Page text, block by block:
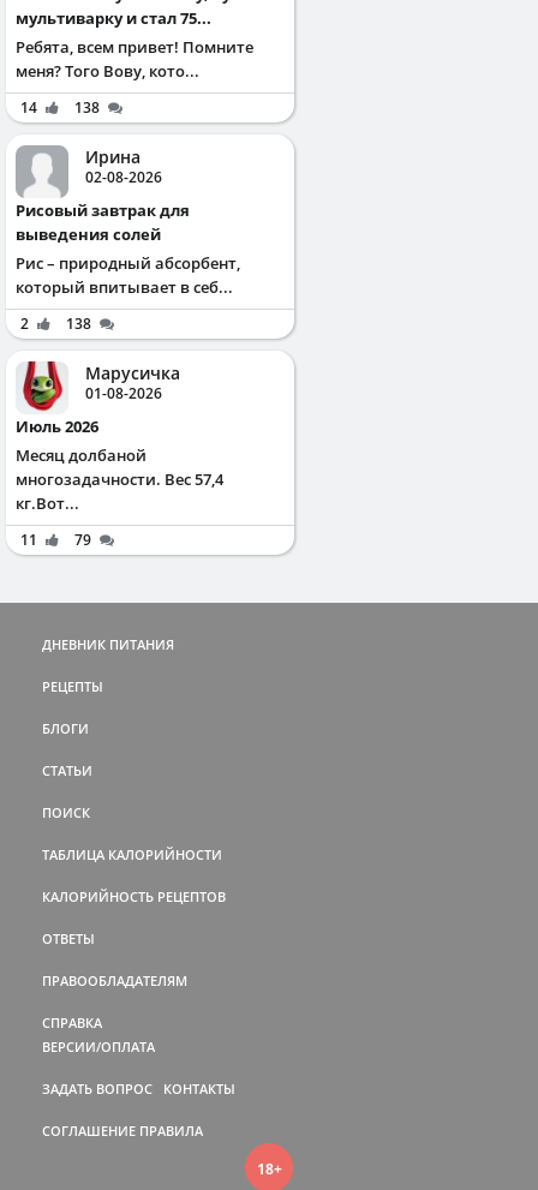
мультиварку и стал 75...
Ребята, всем привет! Помните
меня? Того Вову, кото...
14 138
Ирина
02-08-2026
Рисовый завтрак для
выведения солей
Рис – природный абсорбент,
который впитывает в себ...
2 138
Марусичка
01-08-2026
Июль 2026
Месяц долбаной
многозадачности. Вес 57,4
кг.Вот...
11 79
ДНЕВНИК ПИТАНИЯ
РЕЦЕПТЫ
БЛОГИ
СТАТЬИ
ПОИСК
ТАБЛИЦА КАЛОРИЙНОСТИ
КАЛОРИЙНОСТЬ РЕЦЕПТОВ
ОТВЕТЫ
ПРАВООБЛАДАТЕЛЯМ
СПРАВКА
ВЕРСИИ/ОПЛАТА
ЗАДАТЬ ВОПРОС КОНТАКТЫ
СОГЛАШЕНИЕ ПРАВИЛА
18+